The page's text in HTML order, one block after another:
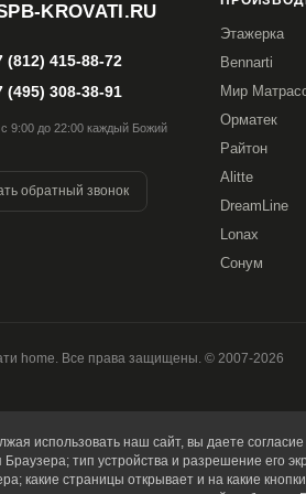
Купить в 1 клик
KROVATI.RU
(812) 415-88-72
(495) 308-38-91
9:00 до 22:00 каждый Божий
обратный звонок
Этажерка
Bennarti
Мир
Орматек
Райтон
Alitte
DreamLine
Lonax
Сонум
home. Все права защищены. © 2007-2026
использовать наш сайт, вы даете
Браузера; тип устройства и разрешение его
какие страницы открывает и на какие